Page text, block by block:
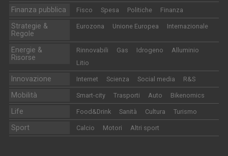
Finanza pubblica Fisco Spesa Politiche Finanza
Strategie &
Regole
Eurozona Unione Europea Internazionale
Energie &
Risorse
Rinnovabili Gas Idrogeno
Alluminio
Litio
Innovazione Internet Scienza Social media R&S
Mobilità Smart-city Trasporti Auto Bikenomics
Life Food&Drink Sanità Cultura Turismo
Sport Calcio Motori Altri sport